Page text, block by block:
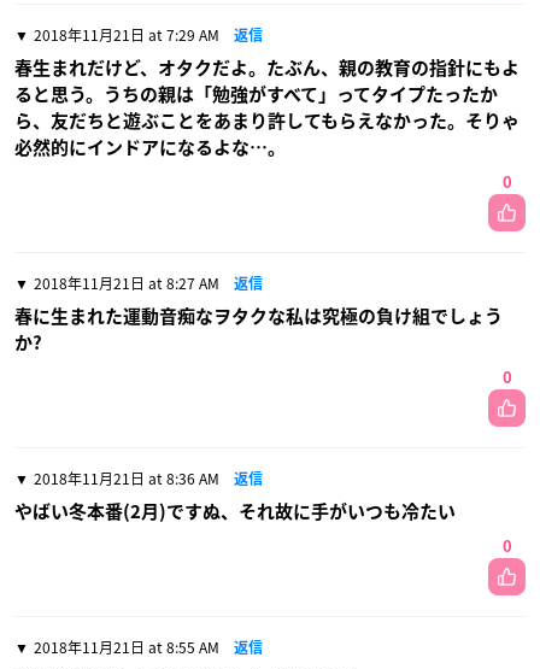
2018年11月21日 at 7:29 AM 返信
春生まれだけど、オタクだよ。たぶん、親の教育の指針にもよ
ると思う。うちの親は「勉強がすべて」ってタイプたったか
ら、友だちと遊ぶことをあまり許してもらえなかった。そりゃ
必然的にインドアになるよな…。
0
2018年11月21日 at 8:27 AM 返信
春に生まれた運動音痴なヲタクな私は究極の負け組でしょう
か?
0
2018年11月21日 at 8:36 AM 返信
やばい冬本番(2月)ですぬ、それ故に手がいつも冷たい
0
2018年11月21日 at 8:55 AM 返信